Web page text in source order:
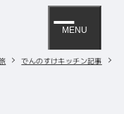
MENU
でんのすけキッチン記事